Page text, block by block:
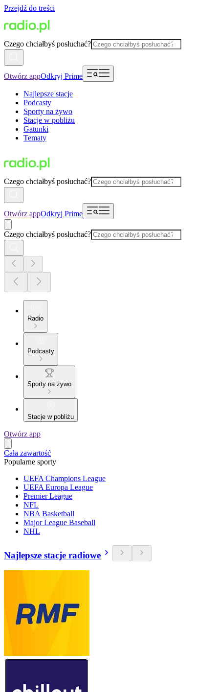
Przejdź do treści
Czego chciałbyś posłuchać?
Otwórz appOdkryj Prime
Najlepsze stacje
Podcasty
Sporty na żywo
Stacje w pobliżu
Gatunki
Tematy
Czego chciałbyś posłuchać?
Otwórz appOdkryj Prime
Czego chciałbyś posłuchać?
Radio
Podcasty
Sporty na żywo
Stacje w pobliżu
Otwórz app
Cała zawartość
Popularne sporty
UEFA Champions League
UEFA Europa League
Premier League
NFL
NBA Basketball
Major League Baseball
NHL
Najlepsze stacje radiowe